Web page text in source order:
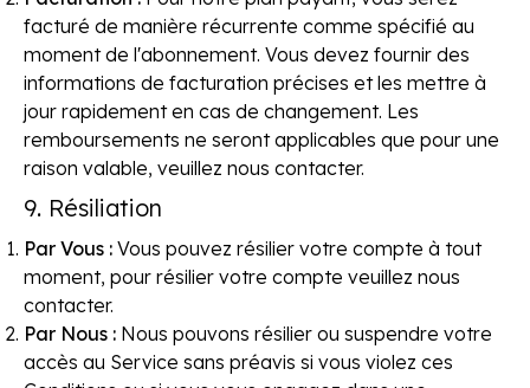
facturé de manière récurrente comme spécifié au
moment de l'abonnement. Vous devez fournir des
informations de facturation précises et les mettre à
jour rapidement en cas de changement. Les
remboursements ne seront applicables que pour une
raison valable, veuillez nous contacter.
9. Résiliation
Par Vous : Vous pouvez résilier votre compte à tout
moment, pour résilier votre compte veuillez nous
contacter.
Par Nous : Nous pouvons résilier ou suspendre votre
accès au Service sans préavis si vous violez ces